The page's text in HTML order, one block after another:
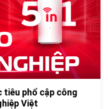
phổ cập công
Việt